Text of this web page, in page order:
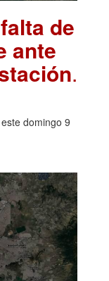
de
ante
.
domingo 9